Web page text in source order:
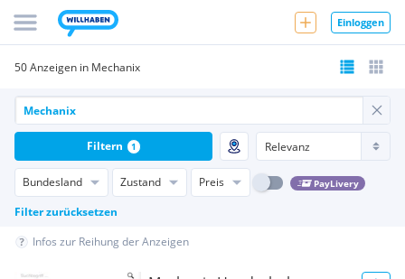
Einloggen
50 Anzeigen in Mechanix
Bundesland Zustand Preis PayLivery
Filter zurücksetzen
Filtern 1
Infos zur Reihung der Anzeigen